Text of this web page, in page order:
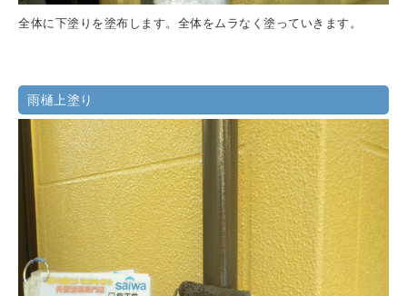
全体に下塗りを塗布します。全体をムラなく塗っていきます。
雨樋上塗り